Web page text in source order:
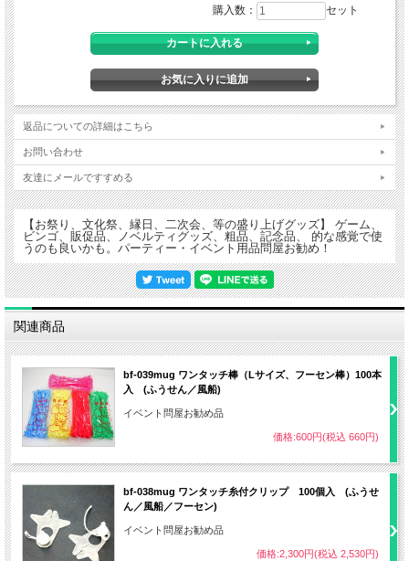
購入数： セット
返品についての詳細はこちら
お問い合わせ
友達にメールですすめる
【お祭り、文化祭、縁日、二次会、等の盛り上げグッズ】 ゲーム、
ビンゴ、販促品、ノベルティグッズ、粗品、記念品、 的な感覚で使
うのも良いかも。パーティー・イベント用品問屋お勧め！
関連商品
bf-039mug ワンタッチ棒（Lサイズ、フーセン棒）100本
入 (ふうせん／風船)
イベント問屋お勧め品
価格:600円(税込 660円)
bf-038mug ワンタッチ糸付クリップ 100個入 (ふうせ
ん／風船／フーセン)
イベント問屋お勧め品
価格:2,300円(税込 2,530円)